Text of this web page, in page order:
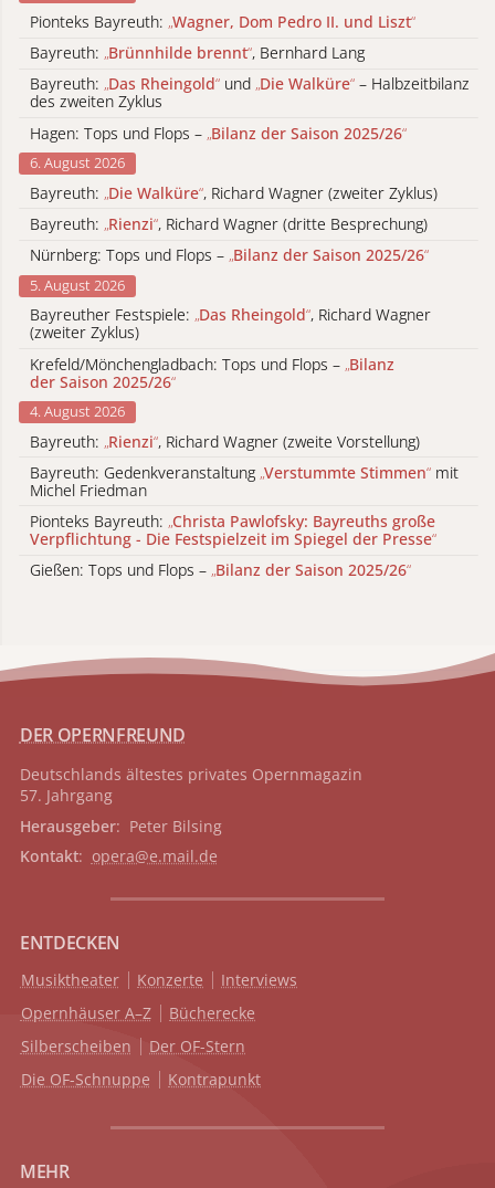
Pionteks Bayreuth: „Wagner, Dom Pedro II. und Liszt“
Bayreuth: „Brünnhilde brennt“, Bernhard Lang
Bayreuth: „Das Rheingold“ und „Die Walküre“ – Halbzeitbilanz
des zweiten Zyklus
Hagen: Tops und Flops – „Bilanz der Saison 2025/26“
6. August 2026
Bayreuth: „Die Walküre“, Richard Wagner (zweiter Zyklus)
Bayreuth: „Rienzi“, Richard Wagner (dritte Besprechung)
Nürnberg: Tops und Flops – „Bilanz der Saison 2025/26“
5. August 2026
Bayreuther Festspiele: „Das Rheingold“, Richard Wagner
(zweiter Zyklus)
Krefeld/Mönchengladbach: Tops und Flops – „Bilanz
der Saison 2025/26“
4. August 2026
Bayreuth: „Rienzi“, Richard Wagner (zweite Vorstellung)
Bayreuth: Gedenkveranstaltung „Verstummte Stimmen“ mit
Michel Friedman
Pionteks Bayreuth: „Christa Pawlofsky: Bayreuths große
Verpflichtung - Die Festspielzeit im Spiegel der Presse“
Gießen: Tops und Flops – „Bilanz der Saison 2025/26“
DER OPERNFREUND
Deutschlands ältestes privates Opernmagazin
57. Jahrgang
Herausgeber: Peter Bilsing
Kontakt: opera@e.mail.de
ENTDECKEN
Musiktheater Konzerte
Interviews
Opernhäuser A–Z
Bücherecke
Silberscheiben
Der OF-Stern
Die OF-Schnuppe
Kontrapunkt
MEHR